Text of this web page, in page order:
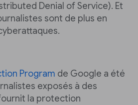
Denial of Service). Et
sont de plus en
Program de Google a été
exposés à des
la protection